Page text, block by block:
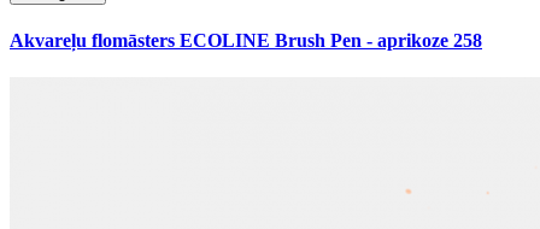
Akvareļu flomāsters ECOLINE Brush Pen - aprikoze 258